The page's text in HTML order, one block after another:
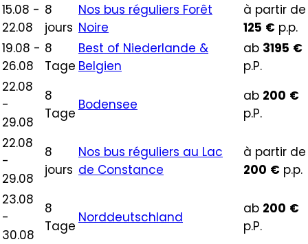
15.08 -
22.08
8
jours
Nos bus réguliers Forêt
Noire
à partir de
125 € p.p.
19.08 -
26.08
8
Tage
Best of Niederlande &
Belgien
ab 3195 €
p.P.
22.08
-
29.08
8
Tage
Bodensee
ab 200 €
p.P.
22.08
-
29.08
8
jours
Nos bus réguliers au Lac
de Constance
à partir de
200 € p.p.
23.08
-
30.08
8
Tage
Norddeutschland
ab 200 €
p.P.